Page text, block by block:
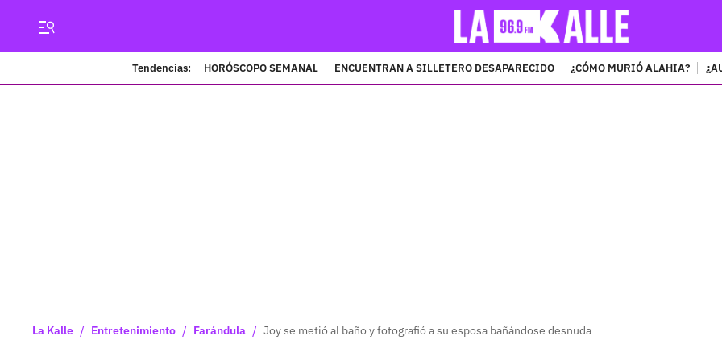
Tendencias: HORÓSCOPO SEMANAL ENCUENTRAN A SILLETERO DESAPARECIDO ¿CÓMO MURIÓ ALAHIA?
La Kalle / Entretenimiento / Farándula / Joy se metió al baño y fotografió a su esposa bañándose desnuda